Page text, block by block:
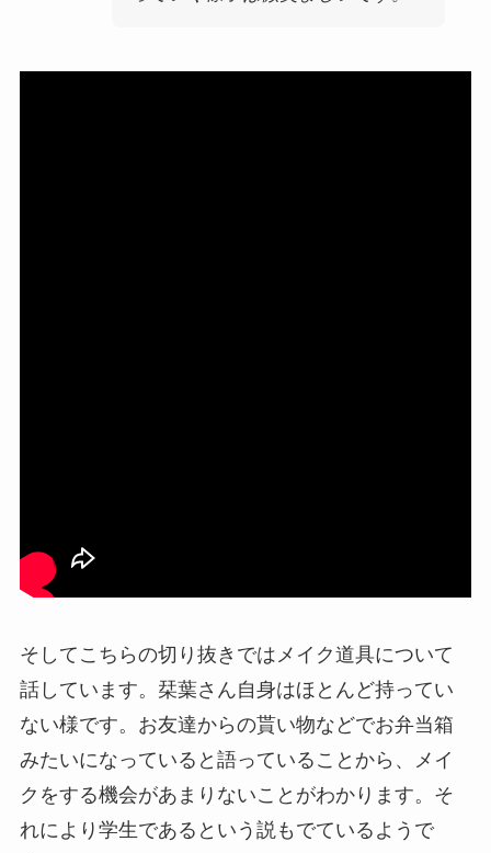
そしてこちらの切り抜きではメイク道具について
話しています。栞葉さん自身はほとんど持ってい
ない様です。お友達からの貰い物などでお弁当箱
みたいになっていると語っていることから、メイ
クをする機会があまりないことがわかります。そ
れにより学生であるという説もでているようで